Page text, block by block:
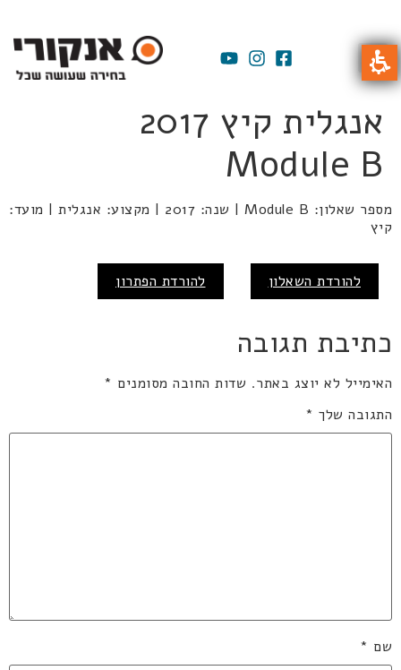
אנגלית קיץ 2017
Module B
מספר שאלון: Module B | שנה: 2017 | מקצוע: אנגלית | מועד:
קיץ
להורדת השאלון להורדת הפתרון
כתיבת תגובה
האימייל לא יוצג באתר. שדות החובה מסומנים *
התגובה שלך *
שם *